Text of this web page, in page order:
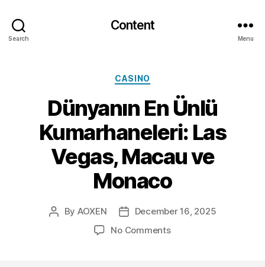
Search
Content
Menu
Categories
CASINO
Dünyanın En Ünlü
Kumarhaneleri: Las
Vegas, Macau ve
Monaco
Post
By AOXEN
Post
date
December 16, 2025
No Commentson